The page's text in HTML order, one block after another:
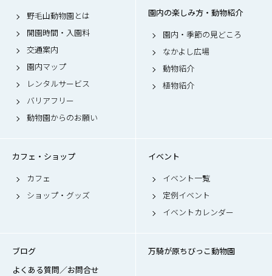
野毛山動物園とは
開園時間・入園料
交通案内
園内マップ
レンタルサービス
バリアフリー
動物園からのお願い
園内の楽しみ方・動物紹介
園内・季節の見どころ
なかよし広場
動物紹介
植物紹介
カフェ・ショップ
カフェ
ショップ・グッズ
イベント
イベント一覧
定例イベント
イベントカレンダー
ブログ
よくある質問／お問合せ
万騎が原ちびっこ動物園